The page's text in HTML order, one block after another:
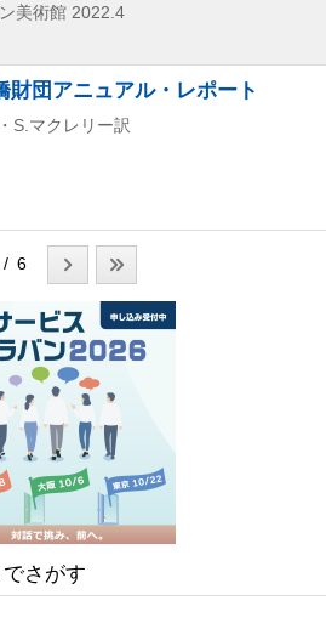
美術館 2022.4
財団アニュアル・レポート
S.マクレリー訳
/ 6
さがす